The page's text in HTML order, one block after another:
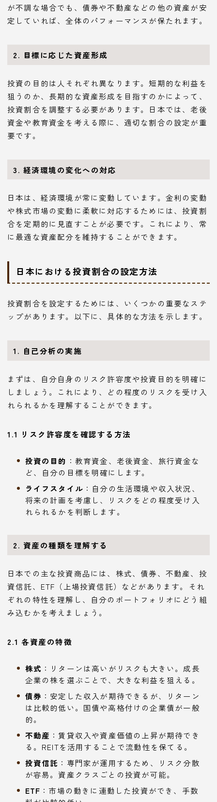
が不調な場合でも、債券や不動産などの他の資産が安
定していれば、全体のパフォーマンスが保たれます。
2. 目標に応じた資産形成
投資の目的は人それぞれ異なります。短期的な利益を
狙うのか、長期的な資産形成を目指すのかによって、
投資割合を調整する必要があります。日本では、老後
資金や教育資金を考える際に、適切な割合の設定が重
要です。
3. 経済環境の変化への対応
日本は、経済環境が常に変動しています。金利の変動
や株式市場の変動に柔軟に対応するためには、投資割
合を定期的に見直すことが必要です。これにより、常
に最適な資産配分を維持することができます。
日本における投資割合の設定方法
投資割合を設定するためには、いくつかの重要なステ
ップがあります。以下に、具体的な方法を示します。
1. 自己分析の実施
まずは、自分自身のリスク許容度や投資目的を明確に
しましょう。これにより、どの程度のリスクを受け入
れられるかを理解することができます。
1.1 リスク許容度を確認する方法
投資の目的 ：教育資金、老後資金、旅行資金な
ど、自分の目標を明確にします。
ライフスタイル ：自分の生活環境や収入状況、
将来の計画を考慮し、リスクをどの程度受け入
れられるかを判断します。
2. 資産の種類を理解する
日本での主な投資商品には、株式、債券、不動産、投
資信託、ETF（上場投資信託）などがあります。それ
ぞれの特性を理解し、自分のポートフォリオにどう組
み込むかを考えましょう。
2.1 各資産の特徴
株式 ：リターンは高いがリスクも大きい。成長
企業の株を選ぶことで、大きな利益を狙える。
債券 ：安定した収入が期待できるが、リターン
は比較的低い。国債や高格付けの企業債が一般
的。
不動産 ：賃貸収入や資産価値の上昇が期待でき
る。REITを活用することで流動性を保てる。
投資信託 ：専門家が運用するため、リスク分散
が容易。資産クラスごとの投資が可能。
ETF ：市場の動きに連動した投資ができ、手数